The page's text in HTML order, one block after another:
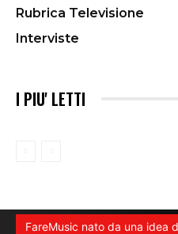
Rubrica Televisione
Interviste
I PIU' LETTI
FareMusic nato da una idea